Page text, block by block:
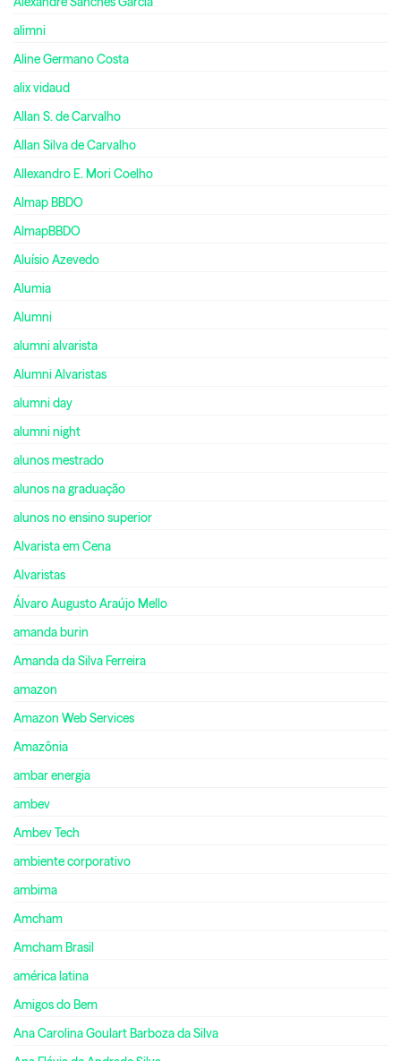
alimni
Aline Germano Costa
alix vidaud
Allan S. de Carvalho
Allan Silva de Carvalho
Allexandro E. Mori Coelho
Almap BBDO
AlmapBBDO
Aluísio Azevedo
Alumia
Alumni
alumni alvarista
Alumni Alvaristas
alumni day
alumni night
alunos mestrado
alunos na graduação
alunos no ensino superior
Alvarista em Cena
Alvaristas
Álvaro Augusto Araújo Mello
amanda burin
Amanda da Silva Ferreira
amazon
Amazon Web Services
Amazônia
ambar energia
ambev
Ambev Tech
ambiente corporativo
ambima
Amcham
Amcham Brasil
américa latina
Amigos do Bem
Ana Carolina Goulart Barboza da Silva